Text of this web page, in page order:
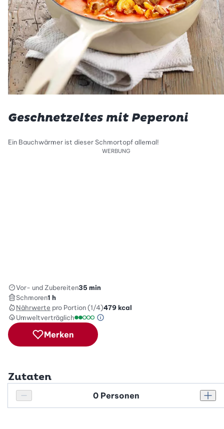
Geschnetzeltes mit Peperoni
Ein Bauchwärmer ist dieser Schmortopf allemal!
WERBUNG
Vor- und Zubereiten35 min
Schmoren1 h
Nährwerte pro Portion (1/4)479kcal
Umweltverträglich
Umweltverträglichkeitsskala: 2 von 5
Green Betty Skala Info
Merken
Zutaten
Personenanzahl verringern
Personenanzahl